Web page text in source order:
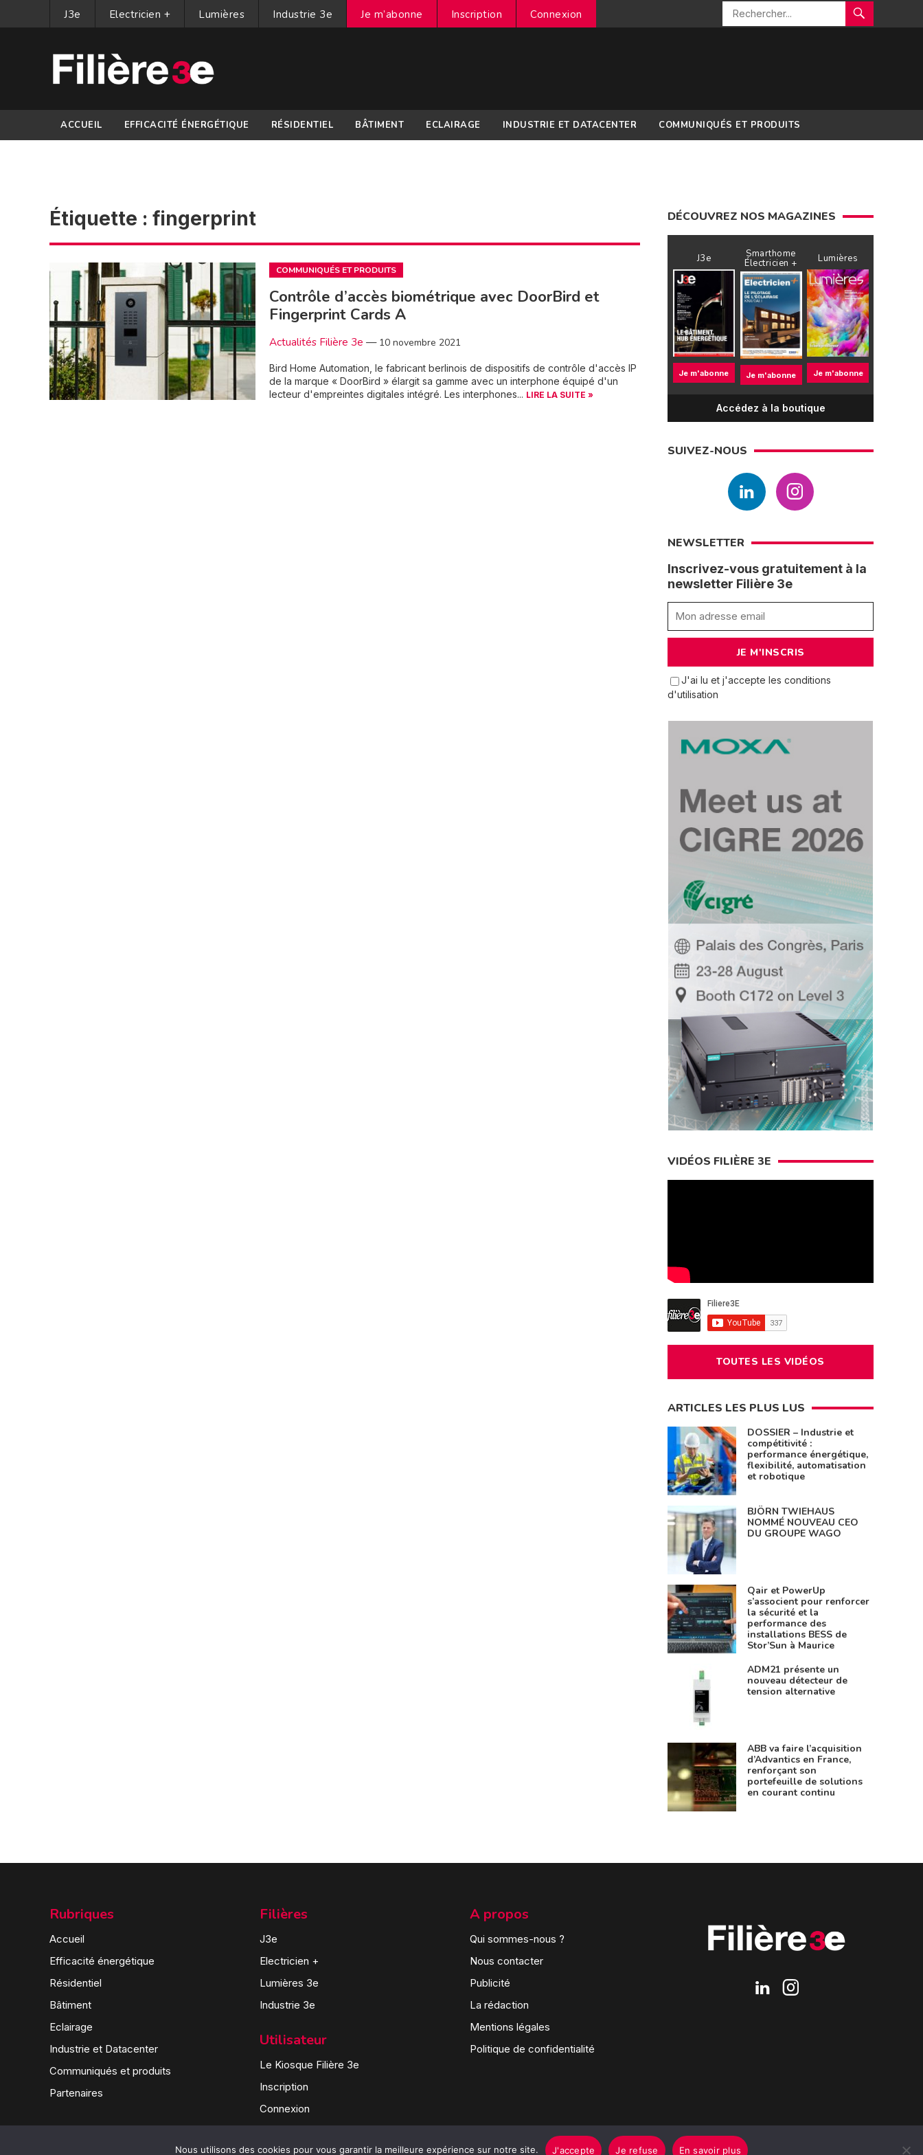
J3e Electricien + Lumières Industrie 3e Je m’abonne Inscription Connexion
ACCUEIL EFFICACITÉ ÉNERGÉTIQUE RÉSIDENTIEL BÂTIMENT ECLAIRAGE INDUSTRIE ET DATACENTER COMMUNIQUÉS ET PRODUITS
Étiquette : fingerprint
COMMUNIQUÉS ET PRODUITS
Contrôle d’accès biométrique avec DoorBird et
Fingerprint Cards A
Actualités Filière 3e — 10 novembre 2021
Bird Home Automation, le fabricant berlinois de dispositifs de contrôle d'accès IP
de la marque « DoorBird » élargit sa gamme avec un interphone équipé d'un
lecteur d'empreintes digitales intégré. Les interphones... LIRE LA SUITE »
DÉCOUVREZ NOS MAGAZINES
J3e
Je m'abonne
Smarthome
Électricien +
Je m'abonne
Lumières
Je m'abonne
Accédez à la boutique
SUIVEZ-NOUS
NEWSLETTER
Inscrivez-vous gratuitement à la
newsletter Filière 3e
J'ai lu et j'accepte les conditions
d'utilisation
VIDÉOS FILIÈRE 3E
TOUTES LES VIDÉOS
ARTICLES LES PLUS LUS
DOSSIER – Industrie et
compétitivité :
performance énergétique,
flexibilité, automatisation
et robotique
BJÖRN TWIEHAUS
NOMMÉ NOUVEAU CEO
DU GROUPE WAGO
Qair et PowerUp
s’associent pour renforcer
la sécurité et la
performance des
installations BESS de
Stor’Sun à Maurice
ADM21 présente un
nouveau détecteur de
tension alternative
ABB va faire l’acquisition
d’Advantics en France,
renforçant son
portefeuille de solutions
en courant continu
Rubriques
Accueil
Efficacité énergétique
Résidentiel
Bâtiment
Eclairage
Industrie et Datacenter
Communiqués et produits
Partenaires
Filières
J3e
Electricien +
Lumières 3e
Industrie 3e
Utilisateur
Le Kiosque Filière 3e
Inscription
Connexion
A propos
Qui sommes-nous ?
Nous contacter
Publicité
La rédaction
Mentions légales
Politique de confidentialité
Nous utilisons des cookies pour vous garantir la meilleure expérience sur notre site. J'accepte Je refuse En savoir plus